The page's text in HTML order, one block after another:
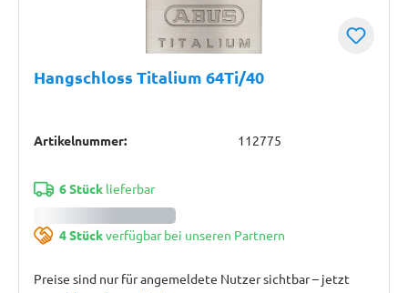
Hangschloss Titalium 64Ti/40
Artikelnummer: 112775
6 Stücklieferbar
4 Stückverfügbar bei unseren Partnern
Preise sind nur für angemeldete Nutzer sichtbar – jetzt